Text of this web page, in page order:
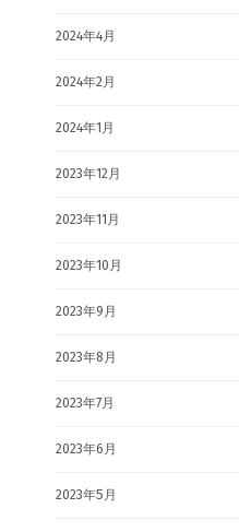
2024年4月
2024年2月
2024年1月
2023年12月
2023年11月
2023年10月
2023年9月
2023年8月
2023年7月
2023年6月
2023年5月